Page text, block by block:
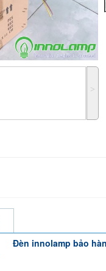
˃
Đèn innolamp bảo